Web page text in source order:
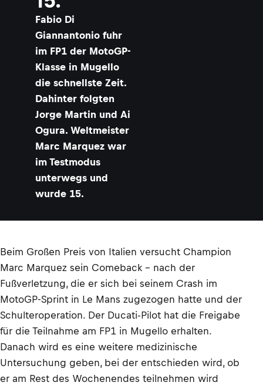
Fabio Di
Giannantonio fuhr
im FP1 der MotoGP-
Klasse in Mugello
die schnellste Zeit.
Dahinter folgten
Jorge Martin und Ai
Ogura. Weltmeister
Marc Marquez war
im Testmodus
unterwegs und
wurde 15.
Beim Großen Preis von Italien versucht Champion
Marc Marquez sein Comeback – nach der
Fußverletzung, die er sich bei seinem Crash im
MotoGP-Sprint in Le Mans zugezogen hatte und der
Schulteroperation. Der Ducati-Pilot hat die Freigabe
für die Teilnahme am FP1 in Mugello erhalten.
Danach wird es eine weitere medizinische
Untersuchung geben, bei der entschieden wird, ob
er am Rest des Wochenendes teilnehmen wird